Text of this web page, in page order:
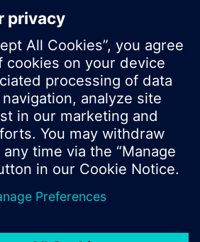
AG 2017
Preise können pro Land